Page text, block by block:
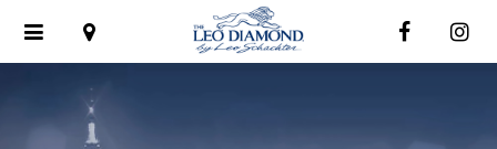
navigation